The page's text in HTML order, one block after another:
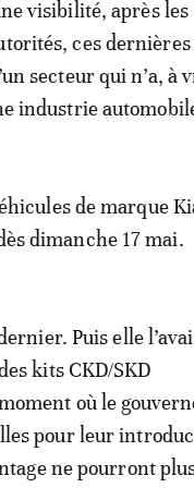
visibilité, après les
ces dernières
secteur qui n’a, à
industrie
de marque
dimanche 17 mai.
Puis elle
kits CKD/SKD
où le
pour leur
ne pourront